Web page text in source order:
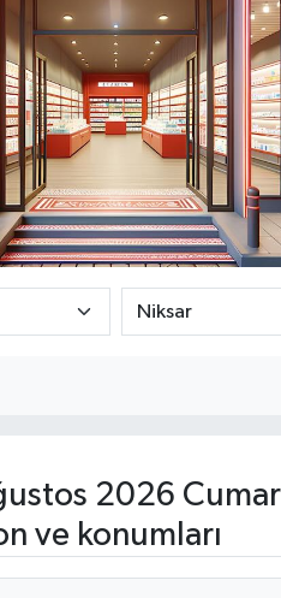
2026
ve konumları